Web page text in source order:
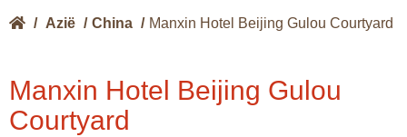
/ Azië / China / Manxin Hotel Beijing Gulou Courtyard
Manxin Hotel Beijing Gulou
Courtyard